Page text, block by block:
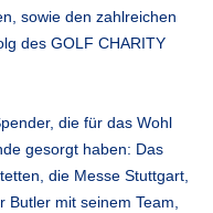
sowie den zahlreichen
des GOLF CHARITY
die für das Wohl
gesorgt haben: Das
die Messe Stuttgart,
mit seinem Team,